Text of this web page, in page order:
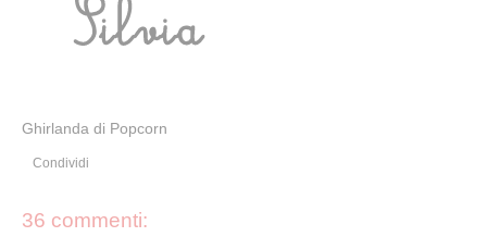
Ghirlanda di Popcorn
Condividi
36 commenti: